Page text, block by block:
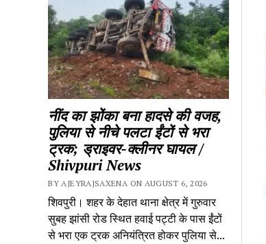
नींद का झोंका बना हादसे की वजह,
पुलिया से नीचे पलटा ईंटों से भरा
ट्रक; ड्राइवर-क्लीनर घायल /
Shivpuri News
BY AJEYRAJSAXENA ON AUGUST 6, 2026
शिवपुरी। शहर के देहात थाना क्षेत्र में गुरुवार
सुबह झांसी रोड स्थित हवाई पट्टी के पास ईंटों
से भरा एक ट्रक अनियंत्रित होकर पुलिया से...